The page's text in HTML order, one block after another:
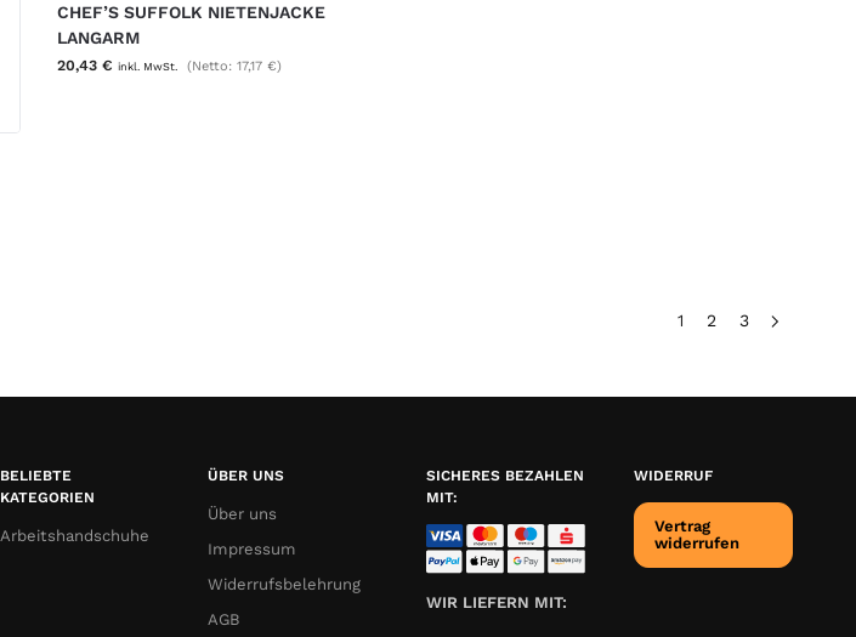
CHEF’S SUFFOLK NIETENJACKE
LANGARM
20,43€ inkl. MwSt. (Netto:17,17€)
1 2 3
BELIEBTE
KATEGORIEN
Arbeitshandschuhe
ÜBER UNS
Über uns
Impressum
Widerrufsbelehrung
AGB
SICHERES BEZAHLEN
MIT:
WIR LIEFERN MIT:
WIDERRUF
Vertrag
widerrufen